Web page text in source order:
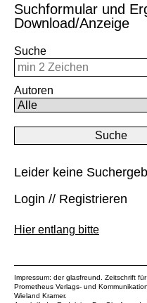
Suchformular und
Download/Anzeige
Suche
Autoren
Leider keine
Login // Registrieren
Hier entlang bitte
Impressum: der glasfreund. Zeitschrift
Prometheus Verlags- und
Wieland Kramer.